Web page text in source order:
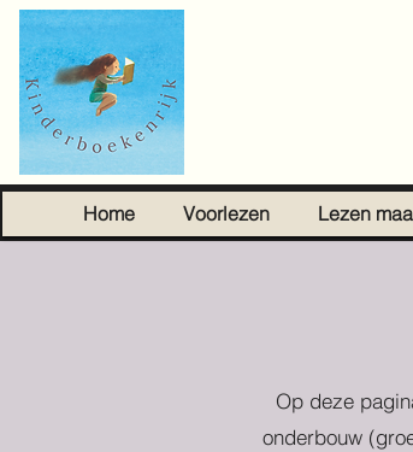
Home Voorlezen Lezen
Op deze
onderbouw